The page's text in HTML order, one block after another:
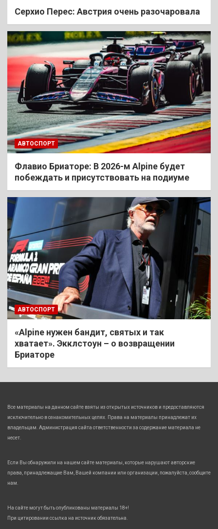
Cерхио Перес: Австрия очень разочаровала
АВТОСПОРТ
Флавио Бриаторе: В 2026-м Alpine будет
побеждать и присутствовать на подиуме
АВТОСПОРТ
«Alpine нужен бандит, святых и так
хватает». Экклстоун – о возвращении
Бриаторе
Все материалы на данном сайте взяты из открытых источников и предоставляются
исключительно в ознакомительных целях. Права на материалы принадлежат их
владельцам. Администрация сайта ответственности за содержание материала не
несет.
Если Вы обнаружили на нашем сайте материалы, которые нарушают авторские
права, принадлежащие Вам, Вашей компании или организации, пожалуйста, сообщите
нам.
На сайте могут быть опубликованы материалы 18+!
При цитировании ссылка на источник обязательна.